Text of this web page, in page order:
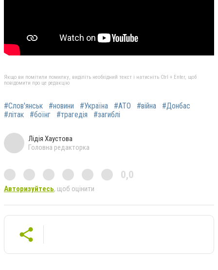
Якщо ви помітили помилку, виділіть необхідний текст і натисніть Ctrl + Enter, щоб
повідомити про це редакцію
#Слов'янськ #новини #Україна #АТО #війна
#Донбас
#літак
#боїнг #трагедія #загиблі
Лідія Хаустова
Головна редакторка
0,0
Авторизуйтесь, щоб оцінити